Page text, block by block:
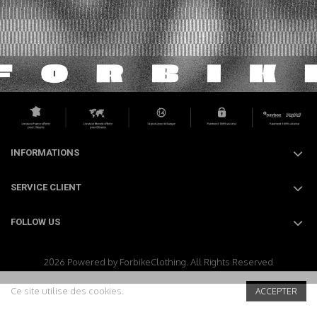
READ MORE
INFORMATIONS
SERVICE CLIENT
FOLLOW US
2026 Powered by ForbikeClothing. All Rights Reserved
ACCEPTER
Ce site utilise des cookies.